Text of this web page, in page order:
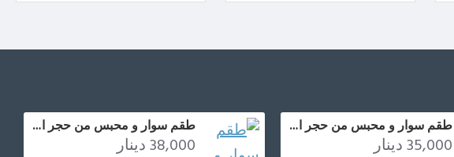
طقم سوار و محبس من حجر العقيق المطحون الاصفر
35,000 دينار
طقم سوار و محبس من حجر العقيق المطحون الأخضر و حجر الاماثيست
38,000 دينار